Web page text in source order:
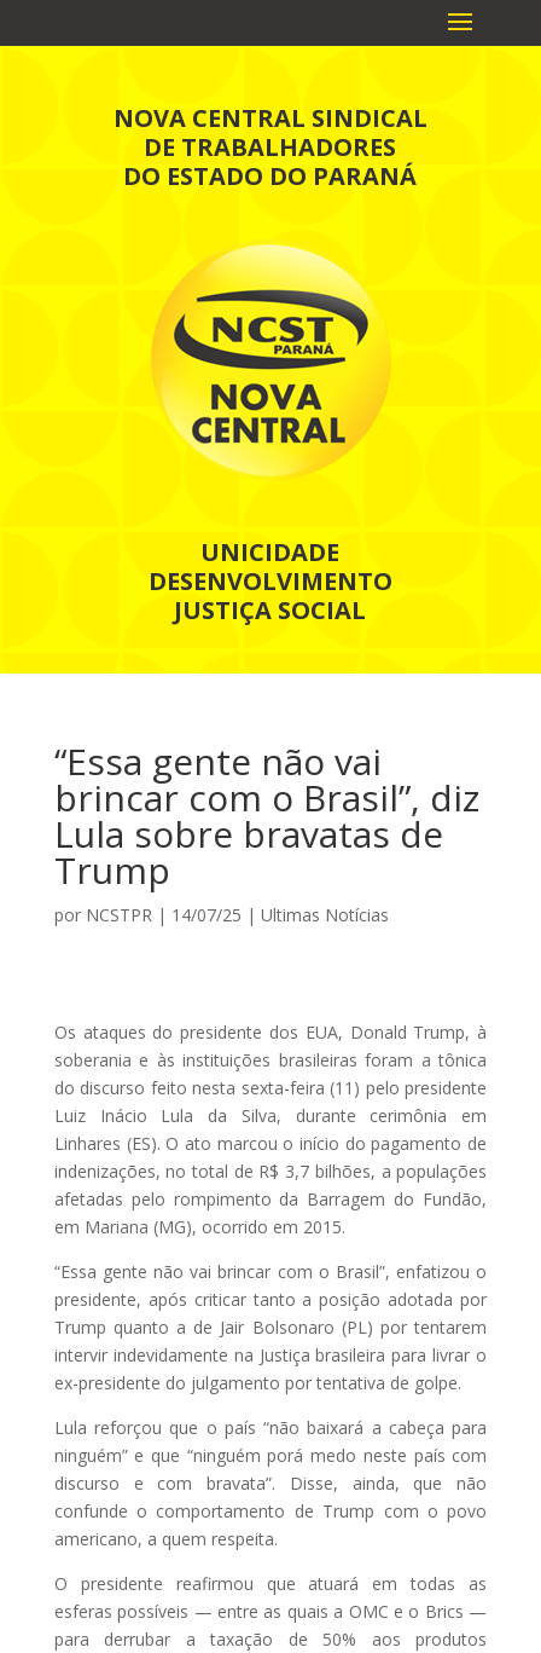
NOVA CENTRAL SINDICAL
DE TRABALHADORES
DO ESTADO DO PARANÁ
UNICIDADE
DESENVOLVIMENTO
JUSTIÇA SOCIAL
“Essa gente não vai
brincar com o Brasil”, diz
Lula sobre bravatas de
Trump
por NCSTPR| 14/07/25 | Ultimas Notícias
Os ataques do presidente dos EUA, Donald Trump, à
soberania e às instituições brasileiras foram a tônica
do discurso feito nesta sexta-feira (11) pelo presidente
Luiz Inácio Lula da Silva, durante cerimônia em
Linhares (ES). O ato marcou o início do pagamento de
indenizações, no total de R$ 3,7 bilhões, a populações
afetadas pelo rompimento da Barragem do Fundão,
em Mariana (MG), ocorrido em 2015.
“Essa gente não vai brincar com o Brasil”, enfatizou o
presidente, após criticar tanto a posição adotada por
Trump quanto a de Jair Bolsonaro (PL) por tentarem
intervir indevidamente na Justiça brasileira para livrar o
ex-presidente do julgamento por tentativa de golpe.
Lula reforçou que o país “não baixará a cabeça para
ninguém” e que “ninguém porá medo neste país com
discurso e com bravata”. Disse, ainda, que não
confunde o comportamento de Trump com o povo
americano, a quem respeita.
O presidente reafirmou que atuará em todas as
esferas possíveis — entre as quais a OMC e o Brics —
para derrubar a taxação de 50% aos produtos